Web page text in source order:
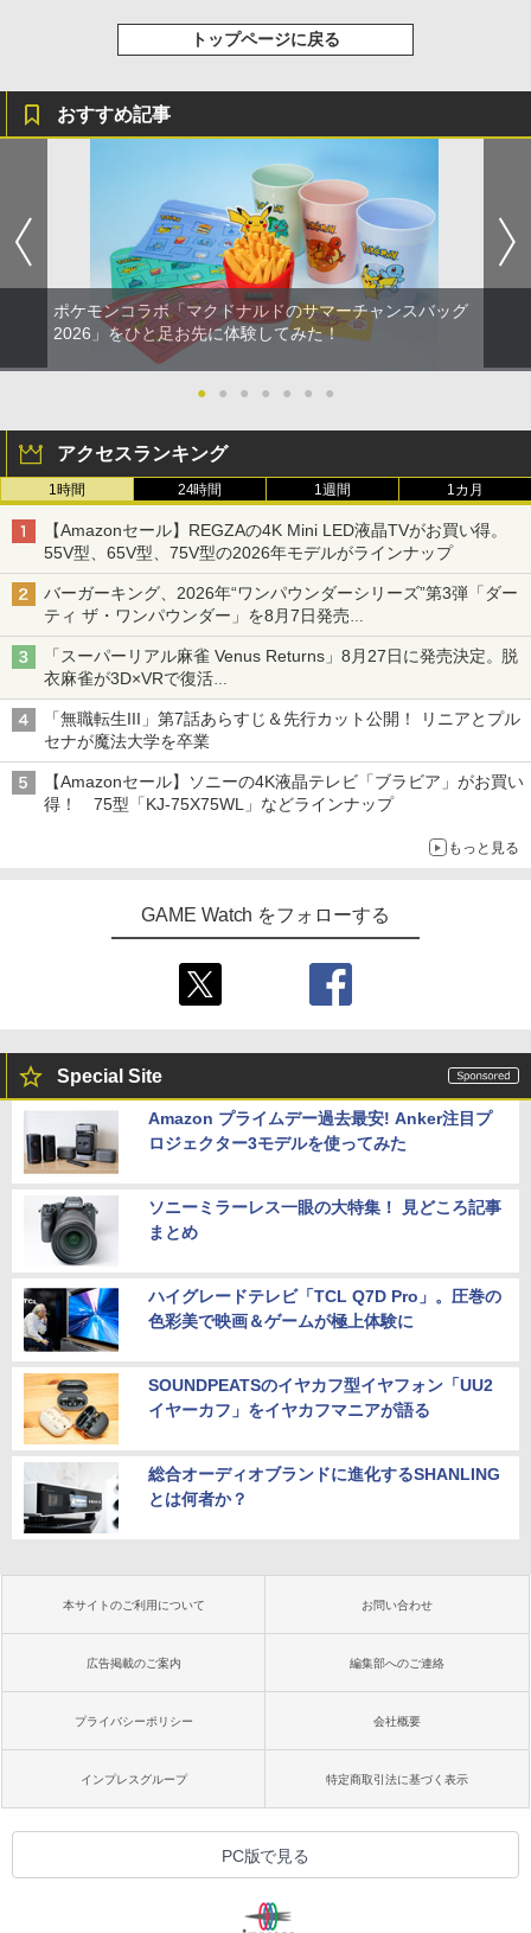
トップページに戻る
おすすめ記事
ポケモンコラボ「マクドナルドのサマーチャンスバッグ
2026」をひと足お先に体験してみた！
● ● ● ● ● ● ●
アクセスランキング
1時間 24時間 1週間 1カ月
【Amazonセール】REGZAの4K Mini LED液晶TVがお買い得。
55V型、65V型、75V型の2026年モデルがラインナップ
バーガーキング、2026年“ワンパウンダーシリーズ”第3弾「ダー
ティ ザ・ワンパウンダー」を8月7日発売
「特製ガーリックマヨソース」を使用した超大型チーズバーガー
「スーパーリアル麻雀 Venus Returns」8月27日に発売決定。脱
衣麻雀が3D×VRで復活
発売から2週間は20%オフになるセールが実施
「無職転生III」第7話あらすじ＆先行カット公開！ リニアとプル
セナが魔法大学を卒業
【Amazonセール】ソニーの4K液晶テレビ「ブラビア」がお買い
得！ 75型「KJ-75X75WL」などラインナップ
もっと見る
GAME Watch をフォローする
Special Site
Amazon プライムデー過去最安! Anker注目プ
ロジェクター3モデルを使ってみた
ソニーミラーレス一眼の大特集！ 見どころ記事
まとめ
ハイグレードテレビ「TCL Q7D Pro」。圧巻の
色彩美で映画＆ゲームが極上体験に
SOUNDPEATSのイヤカフ型イヤフォン「UU2
イヤーカフ」をイヤカフマニアが語る
総合オーディオブランドに進化するSHANLING
とは何者か？
本サイトのご利用について お問い合わせ
広告掲載のご案内 編集部へのご連絡
プライバシーポリシー 会社概要
インプレスグループ 特定商取引法に基づく表示
PC版で見る